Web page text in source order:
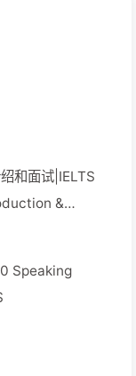
和面试|IELTS
&
Speaking